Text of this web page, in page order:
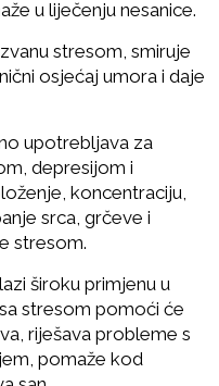
u liječenju nesanice.
stresom, smiruje
osjećaj umora i daje
upotrebljava za
depresijom i
koncentraciju,
srca, grčeve i
stresom.
široku primjenu u
stresom pomoći će
riješava probleme s
pomaže kod